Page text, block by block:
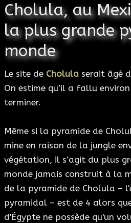
Cholula, au
la plus grande
monde
Le site de Cholula serait âgé
On estime qu’il a fallu
terminer.
Même si la pyramide de
mine en raison de la jungle
végétation, il s’agit du plus
monde jamais construit à la
de la pyramide de Cholula –
pyramidal – est de 4 alors
d'Égypte ne possède qu'un